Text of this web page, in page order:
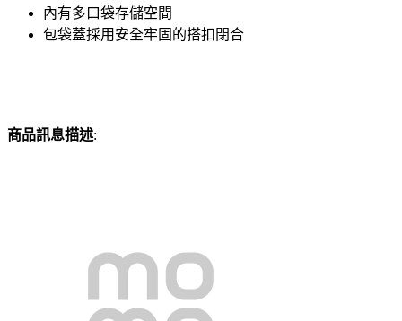
內有多口袋存儲空間
包袋蓋採用安全牢固的搭扣閉合
商品訊息描述: